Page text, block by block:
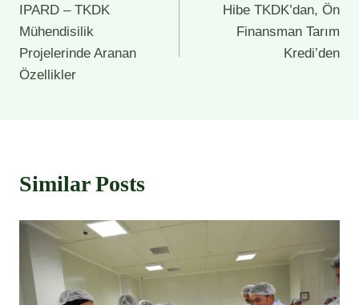
gezinmesi
IPARD – TKDK
Mühendisilik
Projelerinde Aranan
Özellikler
Hibe TKDK’dan, Ön
Finansman Tarım
Kredi’den
Similar Posts